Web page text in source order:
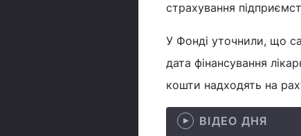
страхування
У Фонді уточнили, що
дата фінансування
кошти надходять на
ВІДЕО ДНЯ